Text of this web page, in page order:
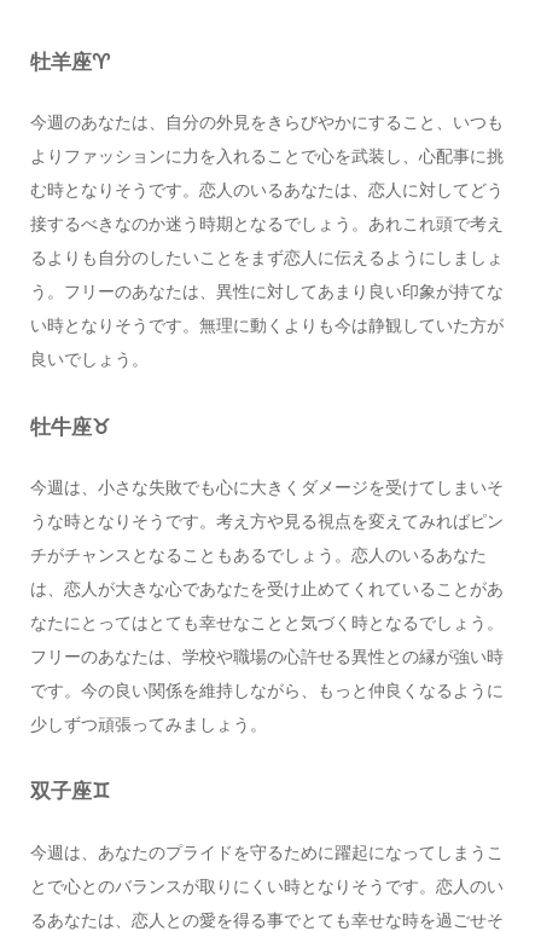
牡羊座♈️
今週のあなたは、自分の外見をきらびやかにすること、いつも
よりファッションに力を入れることで心を武装し、心配事に挑
む時となりそうです。恋人のいるあなたは、恋人に対してどう
接するべきなのか迷う時期となるでしょう。あれこれ頭で考え
るよりも自分のしたいことをまず恋人に伝えるようにしましょ
う。フリーのあなたは、異性に対してあまり良い印象が持てな
い時となりそうです。無理に動くよりも今は静観していた方が
良いでしょう。
牡牛座♉️
今週は、小さな失敗でも心に大きくダメージを受けてしまいそ
うな時となりそうです。考え方や見る視点を変えてみればピン
チがチャンスとなることもあるでしょう。恋人のいるあなた
は、恋人が大きな心であなたを受け止めてくれていることがあ
なたにとってはとても幸せなことと気づく時となるでしょう。
フリーのあなたは、学校や職場の心許せる異性との縁が強い時
です。今の良い関係を維持しながら、もっと仲良くなるように
少しずつ頑張ってみましょう。
双子座♊️
今週は、あなたのプライドを守るために躍起になってしまうこ
とで心とのバランスが取りにくい時となりそうです。恋人のい
るあなたは、恋人との愛を得る事でとても幸せな時を過ごせそ